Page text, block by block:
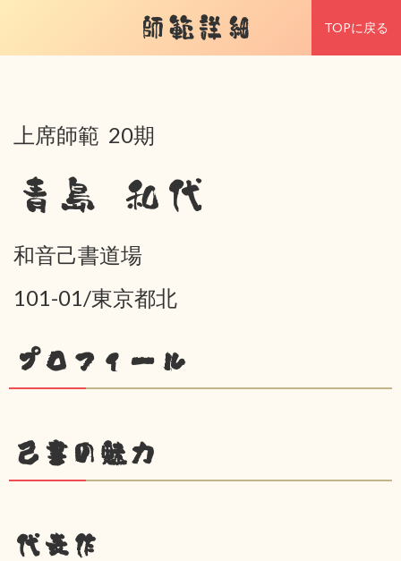
師範詳細 TOPに戻る
上席師範 20期
青島 和代
和音己書道場
101-01/東京都北
プロフィール
己書の魅力
代表作